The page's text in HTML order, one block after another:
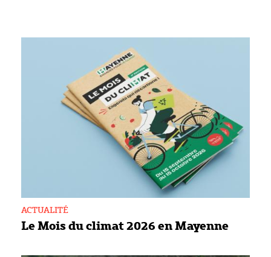
Le Mois du climat 2026 en Mayenne
ACTUALITÉ